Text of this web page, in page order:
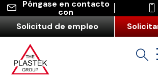
Póngase en contacto
con
Solicitud de empleo